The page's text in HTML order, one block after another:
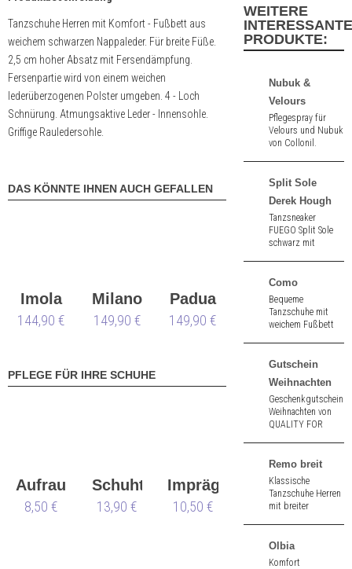
Tanzschuhe Herren mit Komfort - Fußbett aus
weichem schwarzen Nappaleder. Für breite Füße.
2,5 cm hoher Absatz mit Fersendämpfung.
Fersenpartie wird von einem weichen
lederüberzogenen Polster umgeben. 4 - Loch
Schnürung. Atmungsaktive Leder - Innensohle.
Griffige Rauledersohle.
DAS KÖNNTE IHNEN AUCH GEFALLEN
Imola
breit
144,90 €
Milano
breit
149,90 €
Padua
breit
149,90 €
PFLEGE FÜR IHRE SCHUHE
Aufraubürste
8,50 €
Schuhtasche
13,90 €
Imprägnierspray
Waterstop
10,50 €
WEITERE
INTERESSANTE
PRODUKTE:
Nubuk &
Velours
Pflegespray für
Velours und Nubuk
von Collonil.
Split Sole
Derek Hough
Tanzsneaker
FUEGO Split Sole
schwarz mit
Neopren mit
straßentauglicher
Sohle.
Como
Bequeme
Tanzschuhe mit
weichem Fußbett
Nappaleder. 2,5 cm
Gutschein
Weihnachten
Geschenkgutschein
Weihnachten von
QUALITY FOR
Remo breit
Klassische
Tanzschuhe Herren
mit breiter
und Velours. 2,5
cm hoher Absatz.
Olbia
Komfort